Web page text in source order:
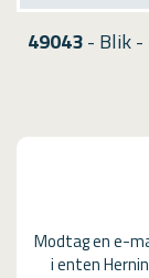
49043- Blik
Modtag en e-
i enten